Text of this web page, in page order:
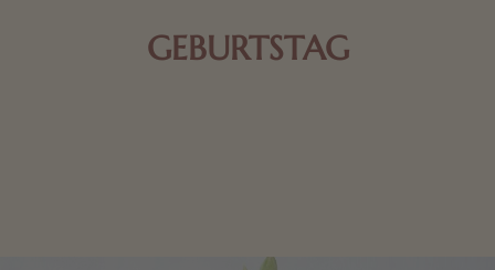
GEBURTSTAG